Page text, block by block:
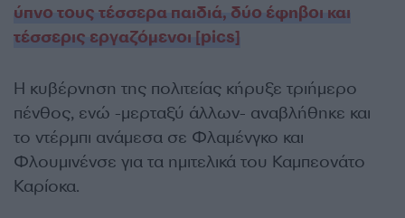
ύπνο τους τέσσερα παιδιά, δύο έφηβοι και
τέσσερις εργαζόμενοι [pics]
Η κυβέρνηση της πολιτείας κήρυξε τριήμερο
πένθος, ενώ -μερταξύ άλλων- αναβλήθηκε και
το ντέρμπι ανάμεσα σε Φλαμένγκο και
Φλουμινένσε για τα ημιτελικά του Καμπεονάτο
Καρίοκα.